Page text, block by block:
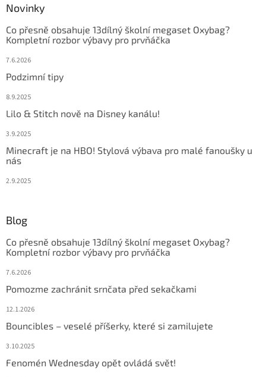
Novinky
Co přesně obsahuje 13dílný školní megaset Oxybag?
Kompletní rozbor výbavy pro prvňáčka
7.6.2026
Podzimní tipy
8.9.2025
Lilo & Stitch nově na Disney kanálu!
3.9.2025
Minecraft je na HBO! Stylová výbava pro malé fanoušky u
nás
2.9.2025
Blog
Co přesně obsahuje 13dílný školní megaset Oxybag?
Kompletní rozbor výbavy pro prvňáčka
7.6.2026
Pomozme zachránit srnčata před sekačkami
12.1.2026
Bouncibles – veselé příšerky, které si zamilujete
3.10.2025
Fenomén Wednesday opět ovládá svět!